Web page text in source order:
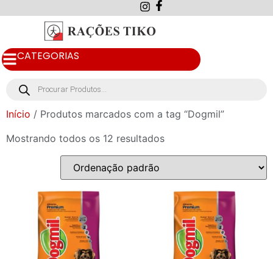
CATEGORIAS
Início / Produtos marcados com a tag “Dogmil”
Mostrando todos os 12 resultados